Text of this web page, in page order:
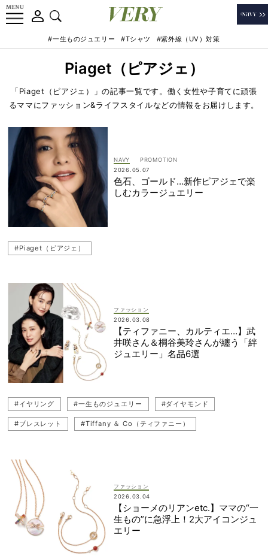
#一生ものジュエリー #Tシャツ #紫外線（UV）対策
Piaget（ピアジェ）
「Piaget（ピアジェ）」の記事一覧です。働く女性や子育てに頑張
るママにファッション&ライフスタイルなどの情報をお届けします。
NAVY
2026.05.07
色石、ゴールド…新作ピアジェで楽
しむカラージュエリー
#Piaget（ピアジェ）
ファッション
2026.03.08
【ティファニー、カルティエ…】武
井咲さん＆桐谷美玲さんが纏う「絆
ジュエリー」名品6選
#イヤリング #一生ものジュエリー #ダイヤモンド
#ブレスレット #Tiffany ＆ Co（ティファニー）
#Cartier（カルティエ）
#リング #地金ジュエリー #Piaget（ピアジェ）
#ネックレス #ジュエリー #FRED（フレッド）
#POMELLATO（ポメラート）
ファッション
2026.03.04
【ショーメのリアンetc.】ママの“一
生もの”に急浮上！2大アイコンジュ
エリー